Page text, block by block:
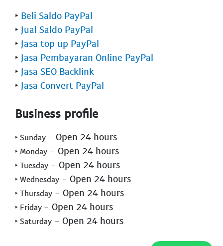
‣ Beli Saldo PayPal
‣ Jual Saldo PayPal
‣ Jasa top up PayPal
‣ Jasa Pembayaran Online PayPal
‣ Jasa SEO Backlink
‣ Jasa Convert PayPal
Business profile
‣ Sunday - Open 24 hours
‣ Monday - Open 24 hours
‣ Tuesday - Open 24 hours
‣ Wednesday - Open 24 hours
‣ Thursday - Open 24 hours
‣ Friday - Open 24 hours
‣ Saturday - Open 24 hours